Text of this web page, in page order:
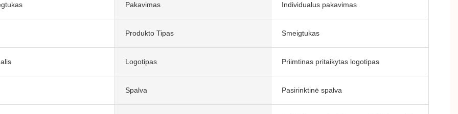
Pakavimas Individualus pakavimas
Produkto Tipas Smeigtukas
Logotipas Priimtinas pritaikytas logotipas
Spalva Pasirinktinė spalva